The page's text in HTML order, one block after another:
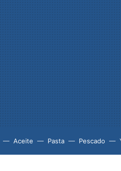
Aceite Pasta Pescado